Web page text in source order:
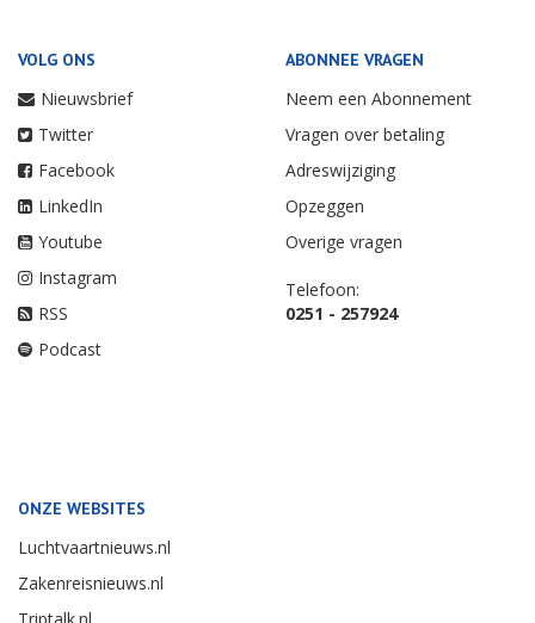
VOLG ONS
Nieuwsbrief
Twitter
Facebook
LinkedIn
Youtube
Instagram
RSS
Podcast
ABONNEE VRAGEN
Neem een Abonnement
Vragen over betaling
Adreswijziging
Opzeggen
Overige vragen
Telefoon:
0251 - 257924
ONZE WEBSITES
Luchtvaartnieuws.nl
Zakenreisnieuws.nl